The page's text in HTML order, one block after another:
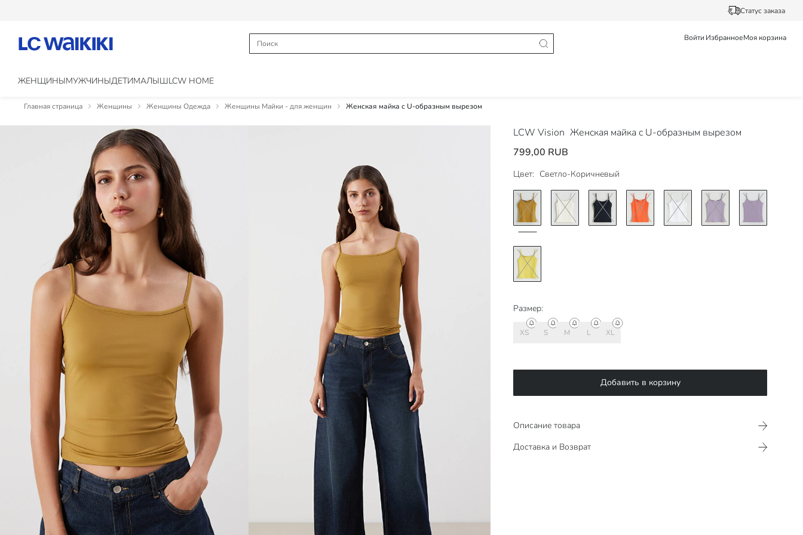
Статус заказа
Войти ИзбранноеМоя корзина
ЖЕНЩИНЫМУЖЧИНЫДЕТИМАЛЫШLCW HOME
Главная страница Женщины Женщины Одежда Женщины Майки - для женщин Женская майка с U-образным вырезом
LCW Vision Женская майка с U-образным вырезом
799,00 RUB
Цвет: Светло-Коричневый
Размер:
XS S M L XL
Добавить в корзину
Описание товара
Доставка и Возврат